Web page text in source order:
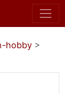
hobby >